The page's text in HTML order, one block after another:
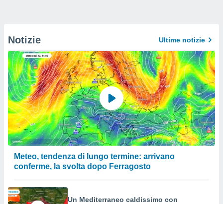
Notizie Ultime notizie
Meteo, tendenza di lungo termine: arrivano
conferme, la svolta dopo Ferragosto
Un Mediterraneo caldissimo con